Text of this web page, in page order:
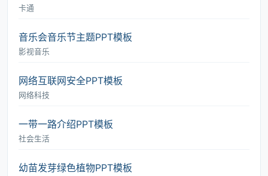
卡通
音乐会音乐节主题PPT模板
影视音乐
网络互联网安全PPT模板
网络科技
一带一路介绍PPT模板
社会生活
幼苗发芽绿色植物PPT模板